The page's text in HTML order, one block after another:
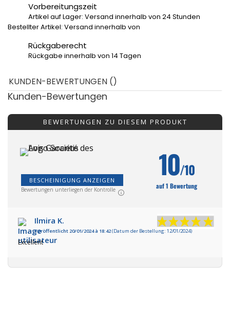
Vorbereitungszeit
Artikel auf Lager: Versand innerhalb von 24 Stunden
Bestellter Artikel: Versand innerhalb von
Rückgaberecht
Rückgabe innerhalb von 14 Tagen
KUNDEN-BEWERTUNGEN ()
Kunden-Bewertungen
BEWERTUNGEN ZU DIESEM PRODUKT
BESCHEINIGUNG ANZEIGEN
Bewertungen unterliegen der Kontrolle
10/10
auf 1 Bewertung
Ilmira K.
Veröffentlicht 20/01/2024 à 18:42(Datum der Bestellung: 12/01/2024)
Excellent